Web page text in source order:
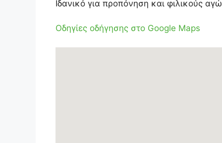
Ιδανικό για προπόνηση και φιλικούς
Οδηγίες οδήγησης στο Google Maps